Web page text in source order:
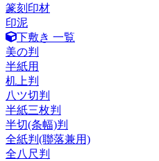
篆刻印材
印泥
下敷き 一覧
美の判
半紙用
机上判
八ツ切判
半紙三枚判
半切(条幅)判
全紙判(聯落兼用)
全八尺判